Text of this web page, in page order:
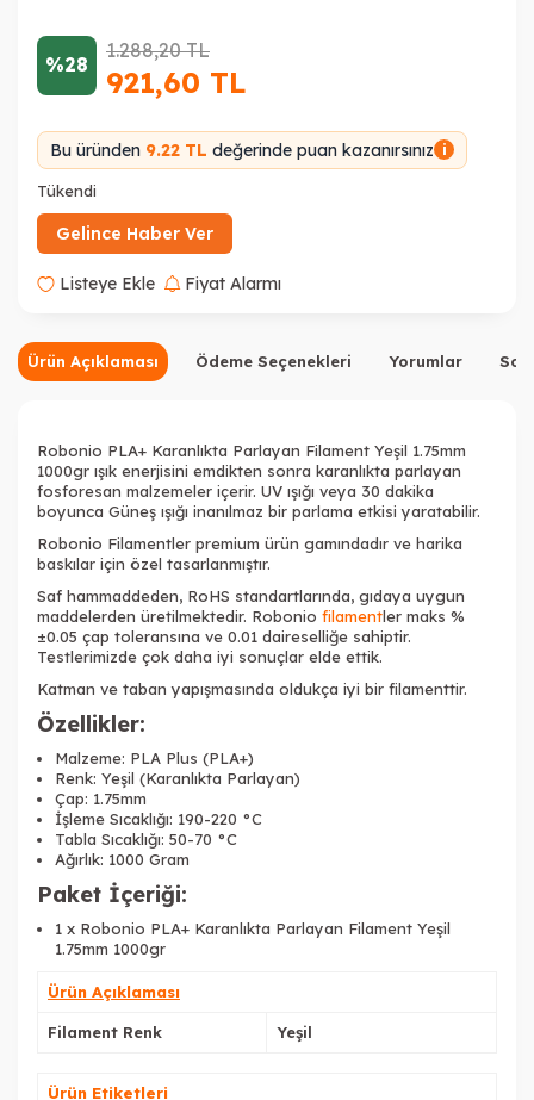
%28
1.288,20TL
921,60 TL
Bu üründen 9.22 TL değerinde puan kazanırsınız i
Tükendi
Gelince Haber Ver
Listeye Ekle Fiyat Alarmı
Ürün Açıklaması Ödeme Seçenekleri Yorumlar
Robonio PLA+ Karanlıkta Parlayan Filament Yeşil 1.75mm
1000gr ışık enerjisini emdikten sonra karanlıkta parlayan
fosforesan malzemeler içerir. UV ışığı veya 30 dakika
boyunca Güneş ışığı inanılmaz bir parlama etkisi yaratabilir.
Robonio Filamentler premium ürün gamındadır ve harika
baskılar için özel tasarlanmıştır.
Saf hammaddeden, RoHS standartlarında, gıdaya uygun
maddelerden üretilmektedir. Robonio filamentler maks %
±0.05 çap toleransına ve 0.01 daireselliğe sahiptir.
Testlerimizde çok daha iyi sonuçlar elde ettik.
Katman ve taban yapışmasında oldukça iyi bir filamenttir.
Özellikler:
Malzeme: PLA Plus (PLA+)
Renk: Yeşil (Karanlıkta Parlayan)
Çap: 1.75mm
İşleme Sıcaklığı: 190-220 °C
Tabla Sıcaklığı: 50-70 °C
Ağırlık: 1000 Gram
Paket İçeriği:
1 x Robonio PLA+ Karanlıkta Parlayan Filament Yeşil
1.75mm 1000gr
Ürün Açıklaması
Filament Renk Yeşil
Ürün Etiketleri